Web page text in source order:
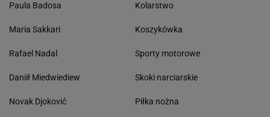
Paula Badosa
Maria Sakkari
Rafael Nadal
Daniił Miedwiediew
Novak Djoković
Kolarstwo
Koszykówka
Sporty motorowe
Skoki narciarskie
Piłka nożna